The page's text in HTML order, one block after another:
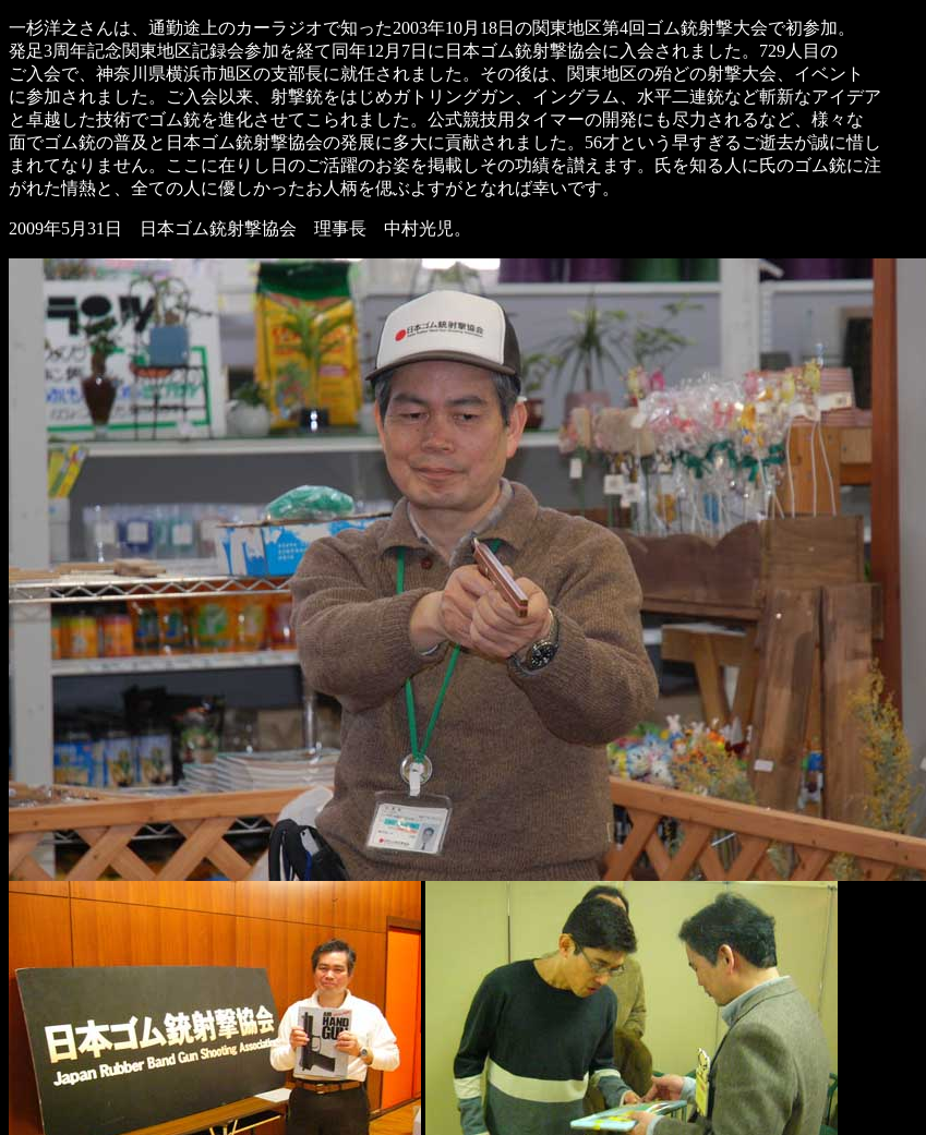
一杉洋之さんは、通勤途上のカーラジオで知った2003年10月18日の関東地区第4回ゴム銃射撃大会で初参加。
発足3周年記念関東地区記録会参加を経て同年12月7日に日本ゴム銃射撃協会に入会されました。729人目の
ご入会で、神奈川県横浜市旭区の支部長に就任されました。その後は、関東地区の殆どの射撃大会、イベント
に参加されました。ご入会以来、射撃銃をはじめガトリングガン、イングラム、水平二連銃など斬新なアイデア
と卓越した技術でゴム銃を進化させてこられました。公式競技用タイマーの開発にも尽力されるなど、様々な
面でゴム銃の普及と日本ゴム銃射撃協会の発展に多大に貢献されました。56才という早すぎるご逝去が誠に惜し
まれてなりません。ここに在りし日のご活躍のお姿を掲載しその功績を讃えます。氏を知る人に氏のゴム銃に注
がれた情熱と、全ての人に優しかったお人柄を偲ぶよすがとなれば幸いです。
2009年5月31日 日本ゴム銃射撃協会 理事長 中村光児。